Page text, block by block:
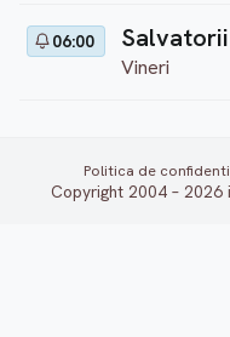
06:00
Vineri
Politica de
Copyright 2004 –